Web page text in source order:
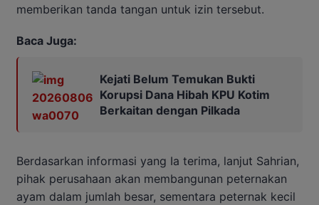
memberikan tanda tangan untuk izin tersebut.
Baca Juga:
Kejati Belum Temukan Bukti
Korupsi Dana Hibah KPU Kotim
Berkaitan dengan Pilkada
Berdasarkan informasi yang Ia terima, lanjut Sahrian,
pihak perusahaan akan membangunan peternakan
ayam dalam jumlah besar, sementara peternak kecil